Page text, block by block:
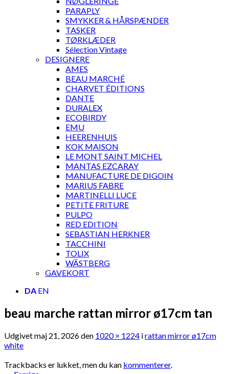
PARAPLY
SMYKKER & HÅRSPÆNDER
TASKER
TØRKLÆDER
Sélection Vintage
DESIGNERE
AMES
BEAU MARCHÉ
CHARVET ÉDITIONS
DANTE
DURALEX
ECOBIRDY
EMU
HEERENHUIS
KOK MAISON
LE MONT SAINT MICHEL
MANTAS EZCARAY
MANUFACTURE DE DIGOIN
MARIUS FABRE
MARTINELLI LUCE
PETITE FRITURE
PULPO
RED EDITION
SEBASTIAN HERKNER
TACCHINI
TOLIX
WÄSTBERG
GAVEKORT
DA EN
beau marche rattan mirror ø17cm tan
Udgivetmaj 21, 2026den 1020 × 1224 irattan mirror ø17cm
white
Trackbacks er lukket, men du kan kommenterer.